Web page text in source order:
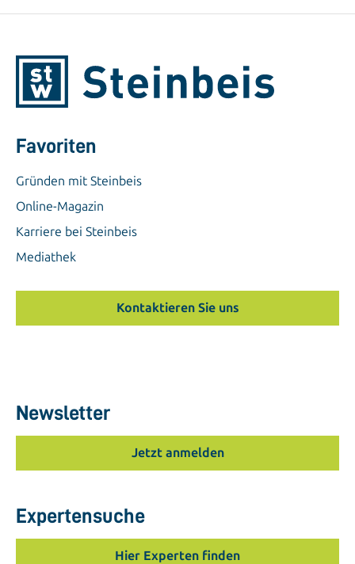
Favoriten
Gründen mit Steinbeis
Online-Magazin
Karriere bei Steinbeis
Mediathek
Kontaktieren Sie uns
Newsletter
Jetzt anmelden
Expertensuche
Hier Experten finden